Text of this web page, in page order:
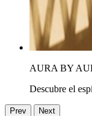
AURA BY
Descubre el
Prev Next